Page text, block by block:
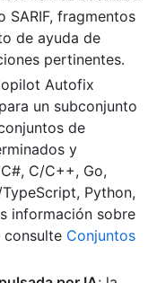
SARIF, fragmentos
de ayuda de
pertinentes.
Autofix
un subconjunto
de
y
C/C++, Go,
Python,
información sobre
consulte Conjuntos